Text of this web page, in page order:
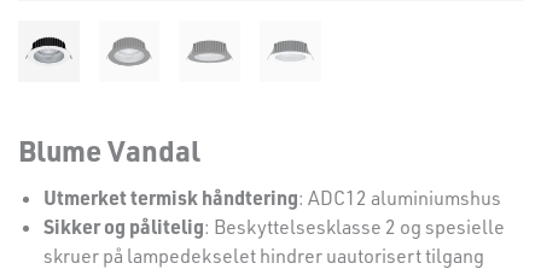
Blume Vandal
Utmerket termisk håndtering: ADC12 aluminiumshus
Sikker og pålitelig: Beskyttelsesklasse 2 og spesielle
skruer på lampedekselet hindrer uautorisert tilgang